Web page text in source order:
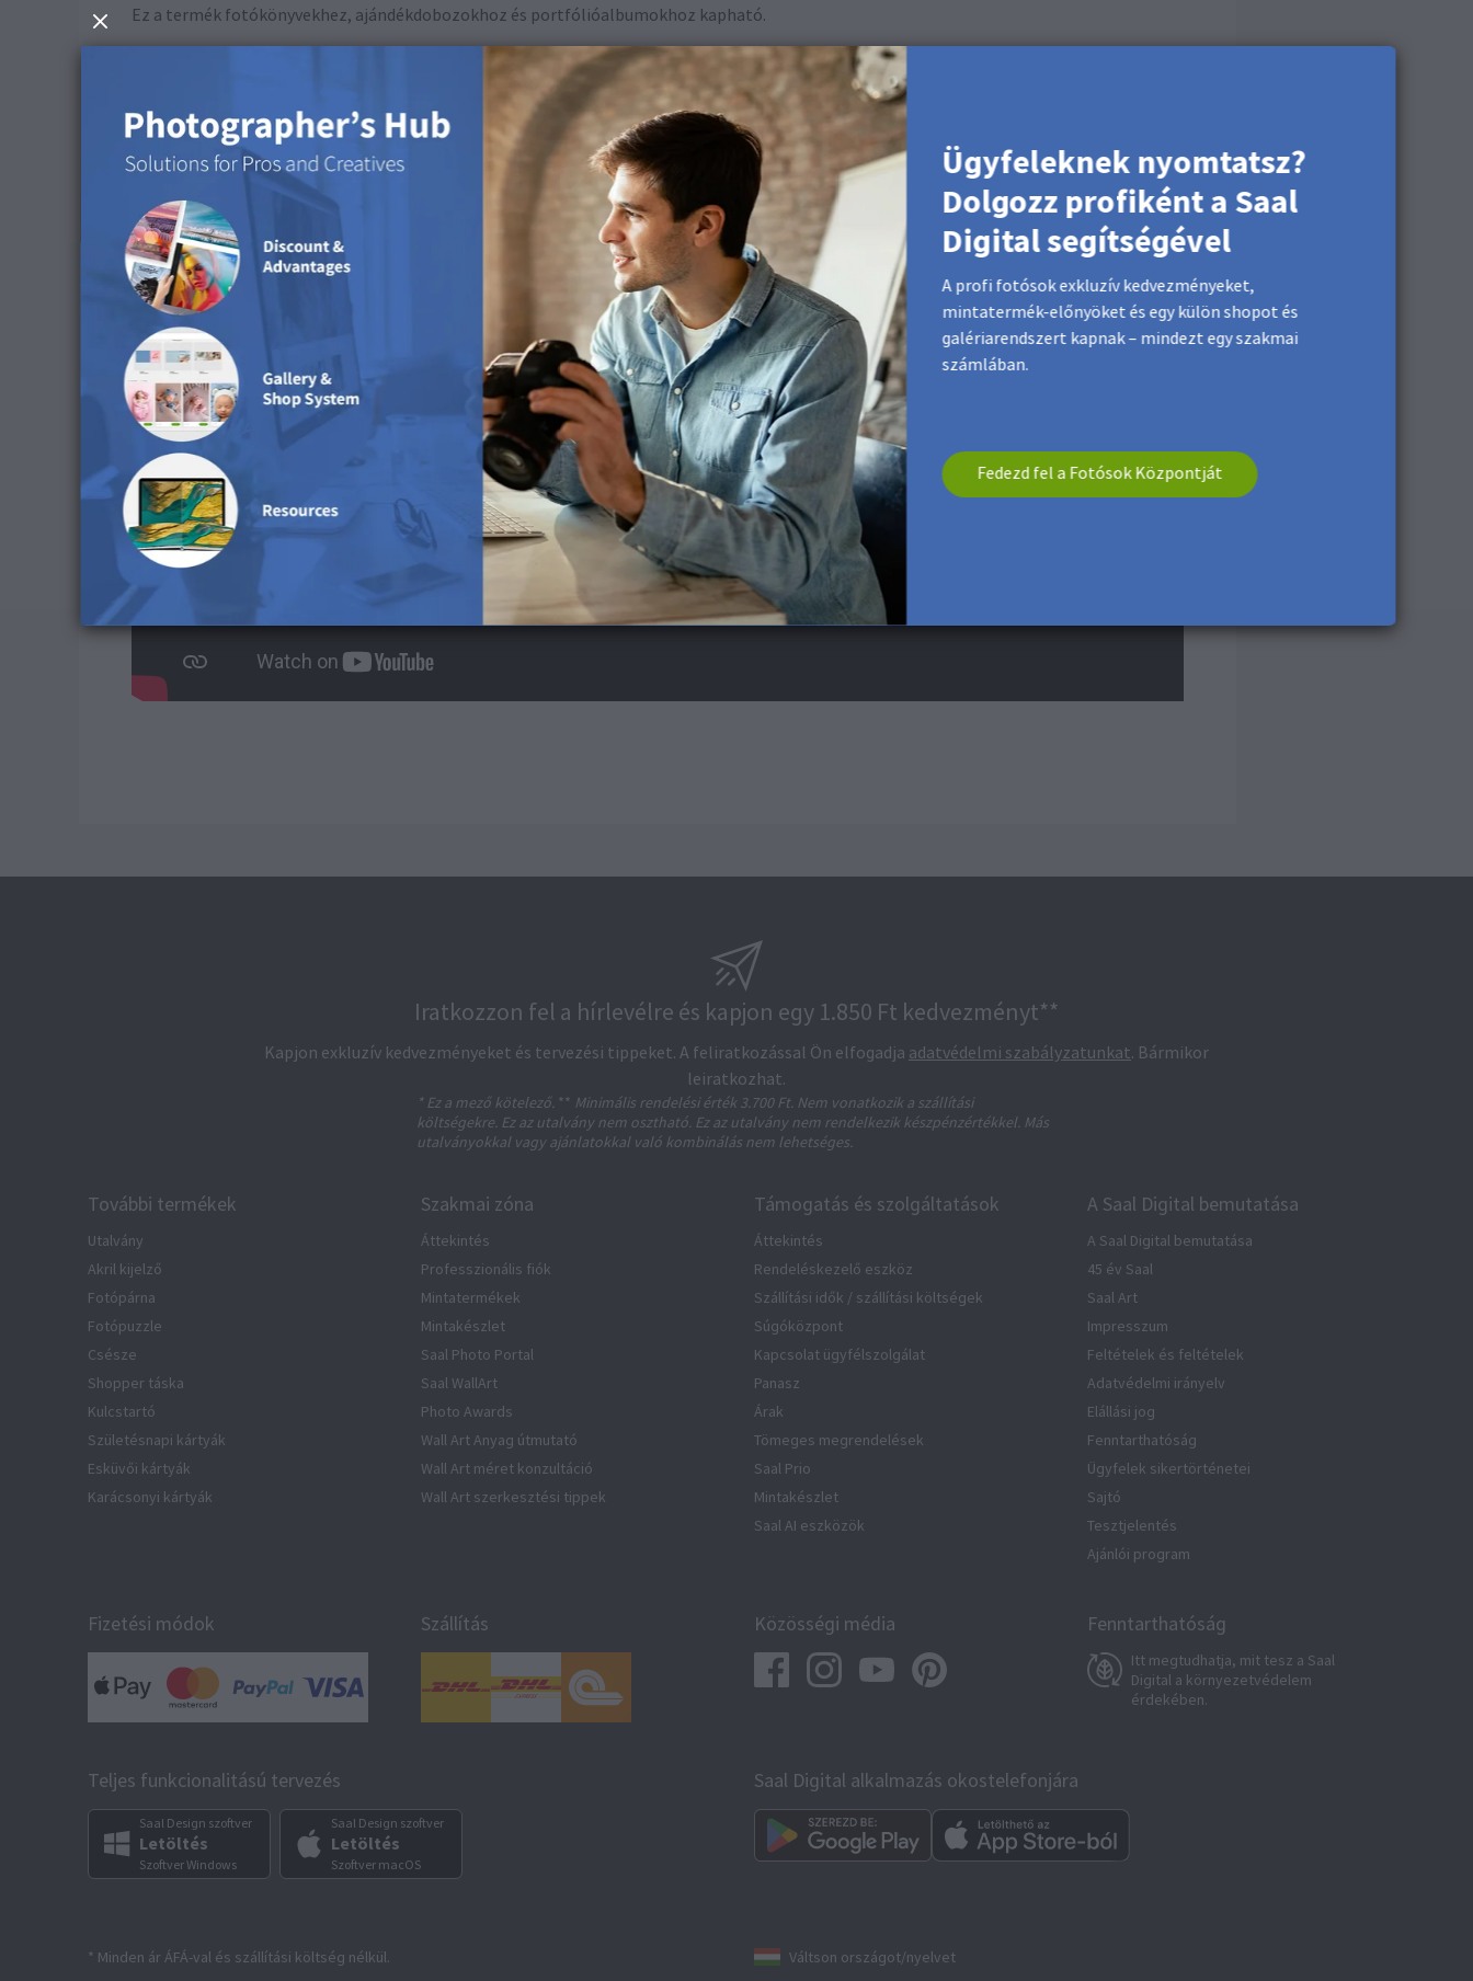
Ez a termék fotókönyvekhez, ajándékdobozokhoz és portfólióalbumokhoz kapható.
Fedezze fel a felületet termékvideónkban
Ügyfeleknek nyomtatsz?
Dolgozz profiként a Saal
Digital segítségével
A profi fotósok exkluzív kedvezményeket,
mintatermék-előnyöket és egy külön shopot és
galériarendszert kapnak – mindezt egy szakmai
számlában.
Fedezd fel a Fotósok Központját
Iratkozzon fel a hírlevélre és kapjon egy 1.850 Ft kedvezményt**
Kapjon exkluzív kedvezményeket és tervezési tippeket. A feliratkozással Ön elfogadja adatvédelmi szabályzatunkat. Bármikor
leiratkozhat.
* Ez a mező kötelező. ** Minimális rendelési érték 3.700 Ft. Nem vonatkozik a szállítási
költségekre. Ez az utalvány nem osztható. Ez az utalvány nem rendelkezik készpénzértékkel. Más
utalványokkal vagy ajánlatokkal való kombinálás nem lehetséges.
További termékek
Utalvány
Akril kijelző
Fotópárna
Fotópuzzle
Csésze
Shopper táska
Kulcstartó
Születésnapi kártyák
Esküvői kártyák
Karácsonyi kártyák
Szakmai zóna
Áttekintés
Professzionális fiók
Mintatermékek
Mintakészlet
Saal Photo Portal
Saal WallArt
Photo Awards
Wall Art Anyag útmutató
Wall Art méret konzultáció
Wall Art szerkesztési tippek
Támogatás és szolgáltatások
Áttekintés
Rendeléskezelő eszköz
Szállítási idők / szállítási költségek
Súgóközpont
Kapcsolat ügyfélszolgálat
Panasz
Árak
Tömeges megrendelések
Saal Prio
Mintakészlet
Saal AI eszközök
A Saal Digital bemutatása
A Saal Digital bemutatása
45 év Saal
Saal Art
Impresszum
Feltételek és feltételek
Adatvédelmi irányelv
Elállási jog
Fenntarthatóság
Ügyfelek sikertörténetei
Sajtó
Tesztjelentés
Ajánlói program
Fizetési módok Szállítás Közösségi média Fenntarthatóság
Itt megtudhatja, mit tesz a Saal
Digital a környezetvédelem
érdekében.
Teljes funkcionalitású tervezés
Saal Design szoftver
Letöltés
Szoftver Windows
Saal Design szoftver
Letöltés
Szoftver macOS
Saal Digital alkalmazás okostelefonjára
* Minden ár ÁFÁ-val és szállítási költség nélkül. Váltson országot/nyelvet